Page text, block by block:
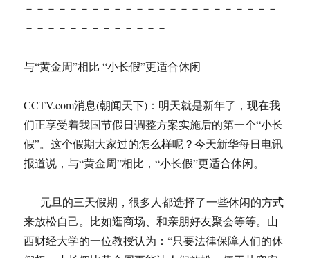
－－－－－－－－－－－－－－－－－－－－－－－
－－－－－－－－－－－－－
与“黄金周”相比 “小长假”更适合休闲
CCTV.com消息(朝闻天下)：明天就是新年了，现在我
们正享受着我国节假日调整方案实施后的第一个“小长
假”。这个假期大家过的怎么样呢？今天新华每日电讯
报道说，与“黄金周”相比，“小长假”更适合休闲。
元旦的三天假期，很多人都选择了一些休闲的方式
来放松自己。比如逛商场、和亲朋好友聚会等等。山
西财经大学的一位教授认为：“只要法律保障人们的休